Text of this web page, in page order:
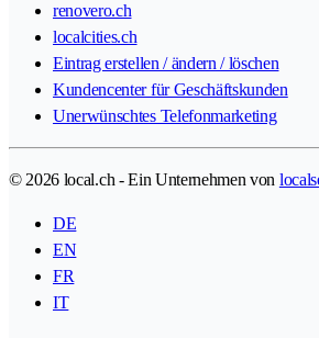
renovero.ch
localcities.ch
Eintrag erstellen / ändern / löschen
Kundencenter für Geschäftskunden
Unerwünschtes Telefonmarketing
© 2026 local.ch - Ein Unternehmen von
DE
EN
FR
IT